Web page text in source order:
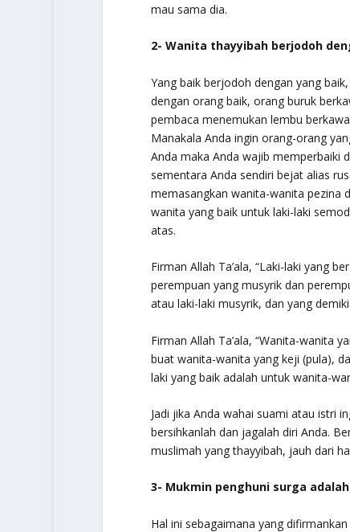
mau sama dia.
2- Wanita thayyibah berjodoh
Yang baik berjodoh dengan yang
dengan orang baik, orang buruk
pembaca menemukan lembu
Manakala Anda ingin orang-orang
Anda maka Anda wajib memperbaiki
sementara Anda sendiri bejat alias
memasangkan wanita-wanita pezina
wanita yang baik untuk laki-laki
atas.
Firman Allah Ta’ala, “Laki-laki yang
perempuan yang musyrik dan
atau laki-laki musyrik, dan yang
Firman Allah Ta’ala, “Wanita-wanita
buat wanita-wanita yang keji (pula),
laki yang baik adalah untuk wanita-
Jadi jika Anda wahai suami atau istri
bersihkanlah dan jagalah diri Anda.
muslimah yang thayyibah, jauh dari
3- Mukmin penghuni surga
Hal ini sebagaimana yang difirmankan